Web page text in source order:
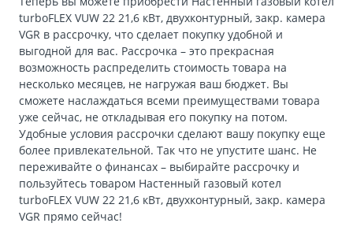
turboFLEX VUW 22 21,6 кВт, двухконтурный, закр. камера
VGR в рассрочку, что сделает покупку удобной и
выгодной для вас. Рассрочка – это прекрасная
возможность распределить стоимость товара на
несколько месяцев, не нагружая ваш бюджет. Вы
сможете наслаждаться всеми преимуществами товара
уже сейчас, не откладывая его покупку на потом.
Удобные условия рассрочки сделают вашу покупку еще
более привлекательной. Так что не упустите шанс. Не
переживайте о финансах – выбирайте рассрочку и
пользуйтесь товаром Настенный газовый котел
turboFLEX VUW 22 21,6 кВт, двухконтурный, закр. камера
VGR прямо сейчас!